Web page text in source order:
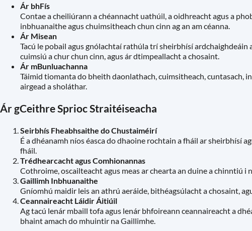
Ár bhFís
Contae a cheiliúrann a chéannacht uathúil, a oidhreacht agus a
inbhuanaithe agus chuimsitheach chun cinn ag an am céanna.
Ár Misean
Tacú le pobail agus gnólachtaí rathúla trí sheirbhísí ardchaighdeáin
cuimsiú a chur chun cinn, agus ár dtimpeallacht a chosaint.
Ár mBunluachanna
Táimid tiomanta do bheith daonlathach, cuimsitheach, cuntasach,
airgead a sholáthar.
Ár gCeithre Sprioc Straitéiseacha
Seirbhís Fheabhsaithe do Chustaiméirí
É a dhéanamh níos éasca do dhaoine rochtain a fháil ar sheirbhísí
fháil.
Trédhearcacht agus Comhionannas
Cothroime, oscailteacht agus meas ar chearta an duine a chinntiú i
Gaillimh Inbhuanaithe
Gníomhú maidir leis an athrú aeráide, bithéagsúlacht a chosaint,
Ceannaireacht Láidir Áitiúil
Ag tacú lenár mbaill tofa agus lenár bhfoireann ceannaireacht a
bhaint amach do mhuintir na Gaillimhe.